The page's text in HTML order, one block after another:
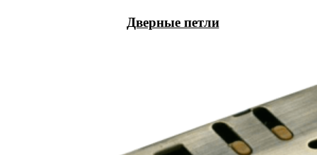
Дверные петли